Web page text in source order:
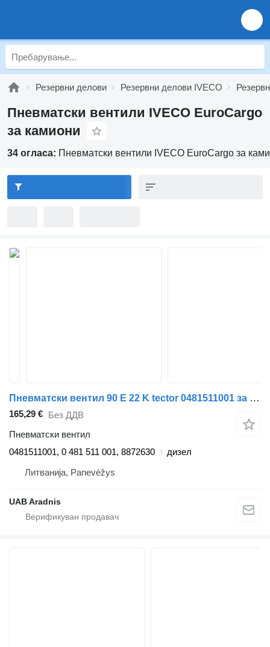
Резервни делови Резервни делови IVECO
Пневматски вентили IVECO EuroCargo
за камиони
34 огласа: Пневматски вентили IVECO EuroCargo за
Пневматски вентил 90 E 22 K tector 0481511001 за камион IVECO EuroCargo I-III
165,29 € Без ДДВ
Пневматски вентил
0481511001, 0 481 511 001, 8872630
дизел
Литванија, Panevėžys
UAB Aradnis